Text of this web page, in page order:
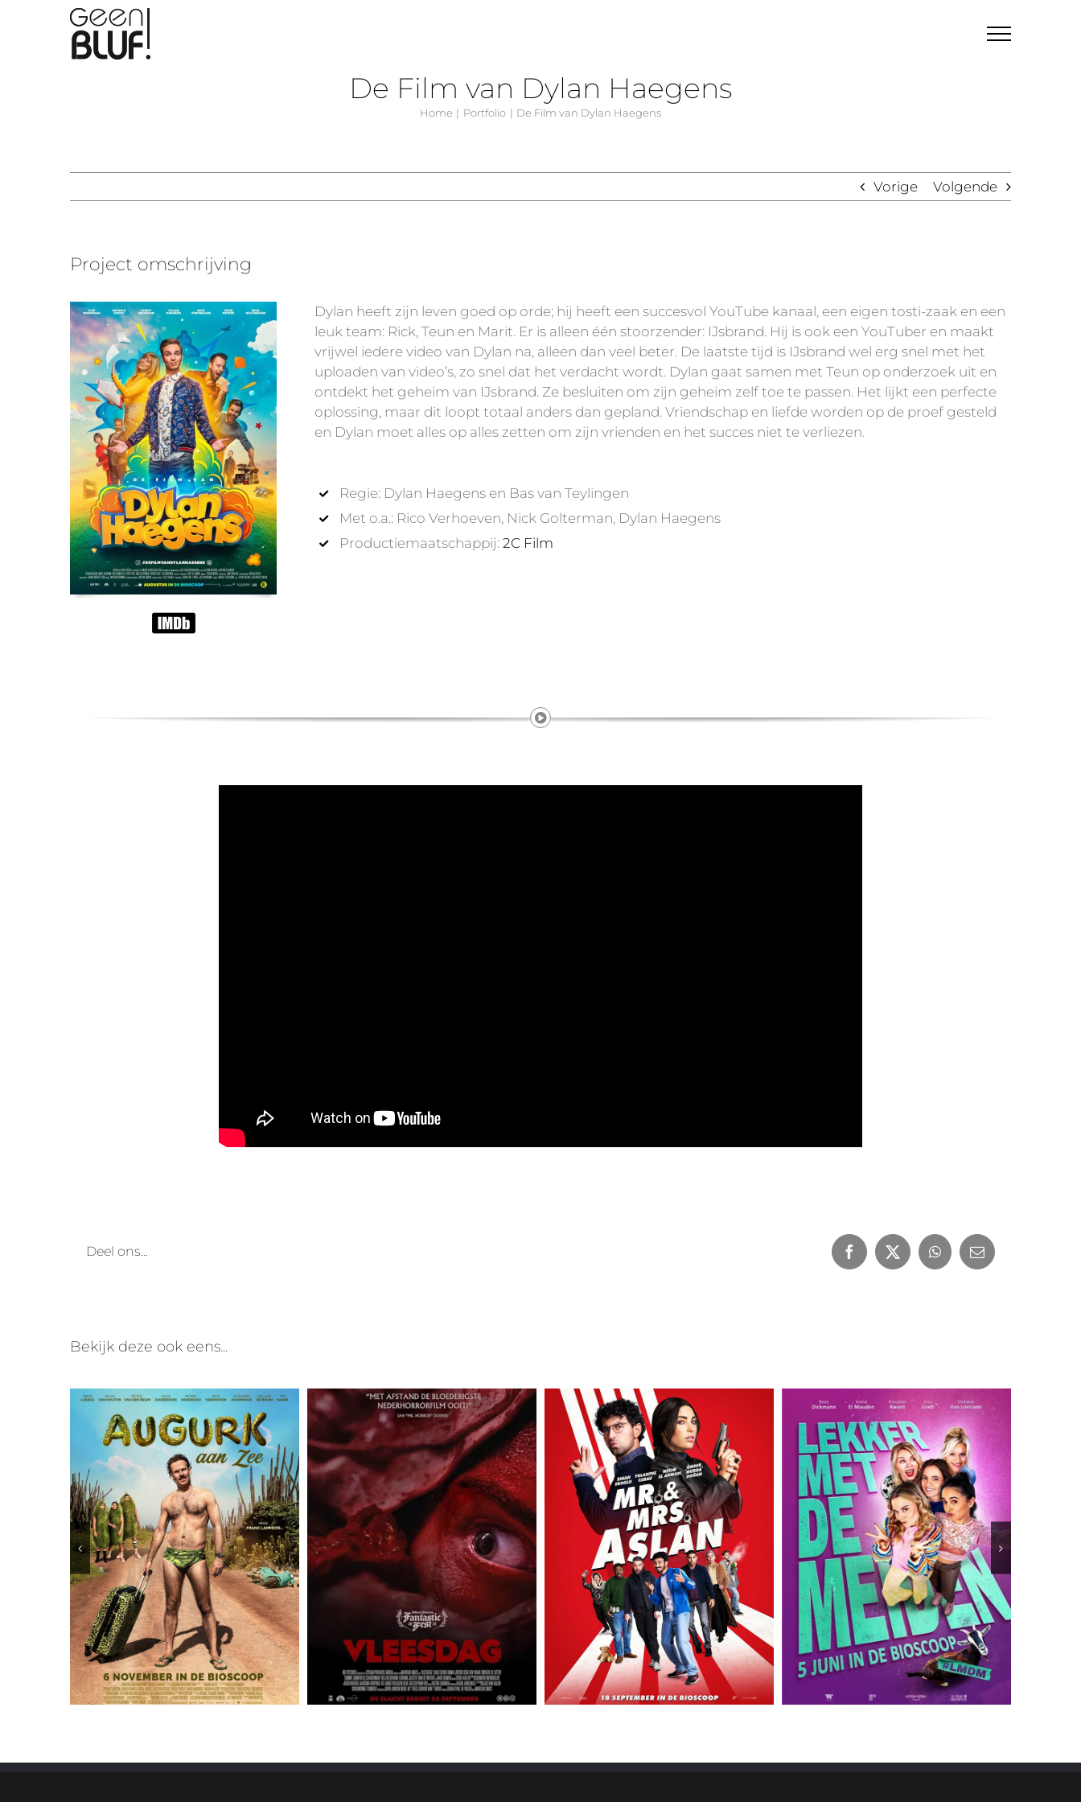
De Film van Dylan Haegens
Home Portfolio De Film van Dylan Haegens
Vorige Volgende
Project omschrijving
Dylan heeft zijn leven goed op orde; hij heeft een succesvol YouTube kanaal, een eigen tosti-zaak en een
leuk team: Rick, Teun en Marit. Er is alleen één stoorzender: IJsbrand. Hij is ook een YouTuber en maakt
vrijwel iedere video van Dylan na, alleen dan veel beter. De laatste tijd is IJsbrand wel erg snel met het
uploaden van video’s, zo snel dat het verdacht wordt. Dylan gaat samen met Teun op onderzoek uit en
ontdekt het geheim van IJsbrand. Ze besluiten om zijn geheim zelf toe te passen. Het lijkt een perfecte
oplossing, maar dit loopt totaal anders dan gepland. Vriendschap en liefde worden op de proef gesteld
en Dylan moet alles op alles zetten om zijn vrienden en het succes niet te verliezen.
Regie: Dylan Haegens en Bas van Teylingen
Met o.a.: Rico Verhoeven, Nick Golterman, Dylan Haegens
Productiemaatschappij:2C Film
Deel ons... Facebook
X WhatsApp
E-
mail
Bekijk deze ook eens...